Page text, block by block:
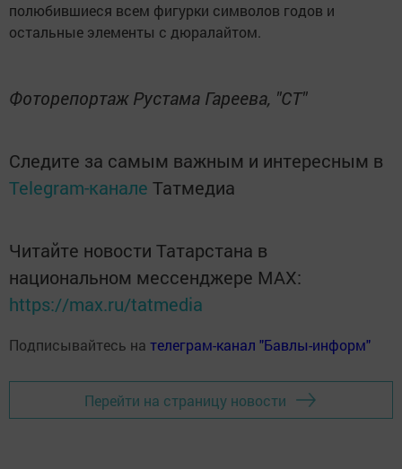
полюбившиеся всем фигурки символов годов и
остальные элементы с дюралайтом.
Фоторепортаж Рустама Гареева, "СТ"
Следите за самым важным и интересным в
Telegram-канале Татмедиа
Читайте новости Татарстана в
национальном мессенджере MАХ:
https://max.ru/tatmedia
Подписывайтесь на телеграм-канал "Бавлы-информ"
Перейти на страницу новости